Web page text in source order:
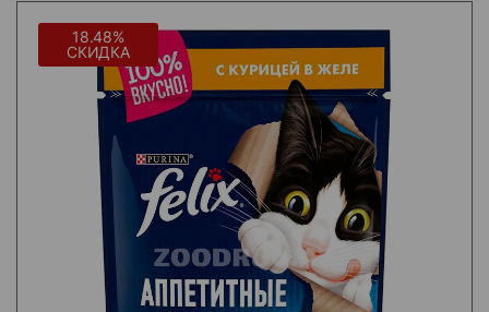
18.48%
СКИДКА